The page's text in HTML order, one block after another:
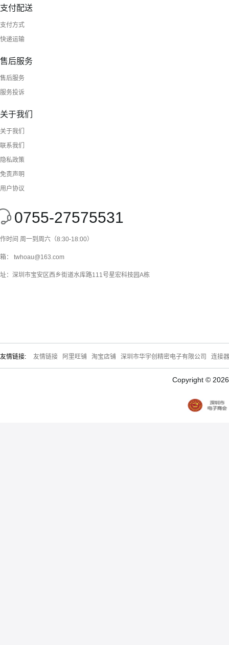
支付配送
支付方式
快递运输
售后服务
售后服务
服务投诉
关于我们
关于我们
联系我们
隐私政策
免责声明
用户协议
0755-27575531
时间 周一到周六（8:30-18:00）
： twhoau@163.com
：深圳市宝安区西乡街道水库路111号星宏科技园A栋
友情链接: 友情链接 阿里旺铺 淘宝店铺 深圳市华宇创精密电子有限公司 连接
Copyright ©